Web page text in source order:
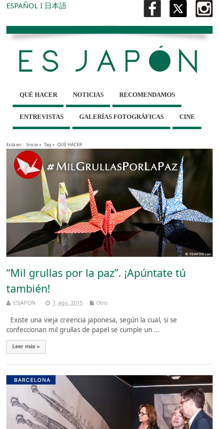
ESPAÑOL I 日本語
QUÉ HACER NOTICIAS RECOMENDAMOS
ENTREVISTAS GALERÍAS FOTOGRÁFICAS CINE
Está en : Inicio» Tag » QUÉ HACER
“Mil grullas por la paz”. ¡Apúntate tú
también!
ESJAPON 7, ago, 2015 Otro
Existe una vieja creencia japonesa, según la cual, si se
confeccionan mil grullas de papel se cumple un ...
Leer más »